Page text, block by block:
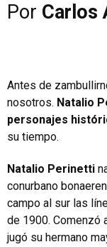
Por Carlos
Antes de
nosotros. Natalio
personajes
su tiempo.
Natalio Perinetti
conurbano
campo al sur las
de 1900. Comenzó
jugó su hermano